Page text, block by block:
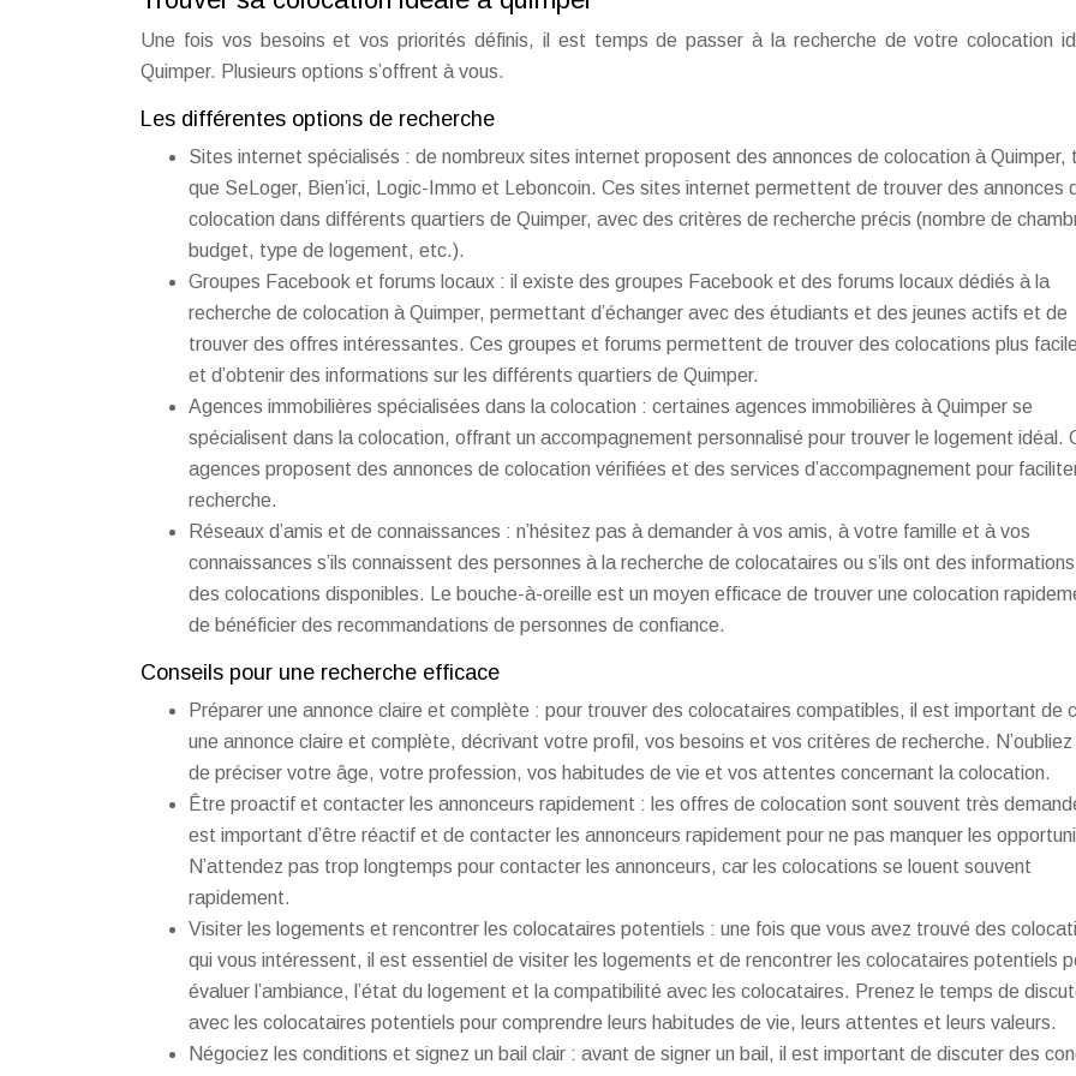
Une fois vos besoins et vos priorités définis, il est temps de passer à la recherche de votre colocation
Quimper. Plusieurs options s’offrent à vous.
Les différentes options de recherche
Sites internet spécialisés : de nombreux sites internet proposent des annonces de colocation à Quimper,
que SeLoger, Bien’ici, Logic-Immo et Leboncoin. Ces sites internet permettent de trouver des annonces
colocation dans différents quartiers de Quimper, avec des critères de recherche précis (nombre de
budget, type de logement, etc.).
Groupes Facebook et forums locaux : il existe des groupes Facebook et des forums locaux dédiés à la
recherche de colocation à Quimper, permettant d’échanger avec des étudiants et des jeunes actifs et de
trouver des offres intéressantes. Ces groupes et forums permettent de trouver des colocations plus
et d’obtenir des informations sur les différents quartiers de Quimper.
Agences immobilières spécialisées dans la colocation : certaines agences immobilières à Quimper se
spécialisent dans la colocation, offrant un accompagnement personnalisé pour trouver le logement idéal.
agences proposent des annonces de colocation vérifiées et des services d’accompagnement pour
recherche.
Réseaux d’amis et de connaissances : n’hésitez pas à demander à vos amis, à votre famille et à vos
connaissances s’ils connaissent des personnes à la recherche de colocataires ou s’ils ont des
des colocations disponibles. Le bouche-à-oreille est un moyen efficace de trouver une colocation
de bénéficier des recommandations de personnes de confiance.
Conseils pour une recherche efficace
Préparer une annonce claire et complète : pour trouver des colocataires compatibles, il est important de
une annonce claire et complète, décrivant votre profil, vos besoins et vos critères de recherche. N’oubliez
de préciser votre âge, votre profession, vos habitudes de vie et vos attentes concernant la colocation.
Être proactif et contacter les annonceurs rapidement : les offres de colocation sont souvent très
est important d’être réactif et de contacter les annonceurs rapidement pour ne pas manquer les
N’attendez pas trop longtemps pour contacter les annonceurs, car les colocations se louent souvent
rapidement.
Visiter les logements et rencontrer les colocataires potentiels : une fois que vous avez trouvé des
qui vous intéressent, il est essentiel de visiter les logements et de rencontrer les colocataires potentiels
évaluer l’ambiance, l’état du logement et la compatibilité avec les colocataires. Prenez le temps de
avec les colocataires potentiels pour comprendre leurs habitudes de vie, leurs attentes et leurs valeurs.
Négociez les conditions et signez un bail clair : avant de signer un bail, il est important de discuter des